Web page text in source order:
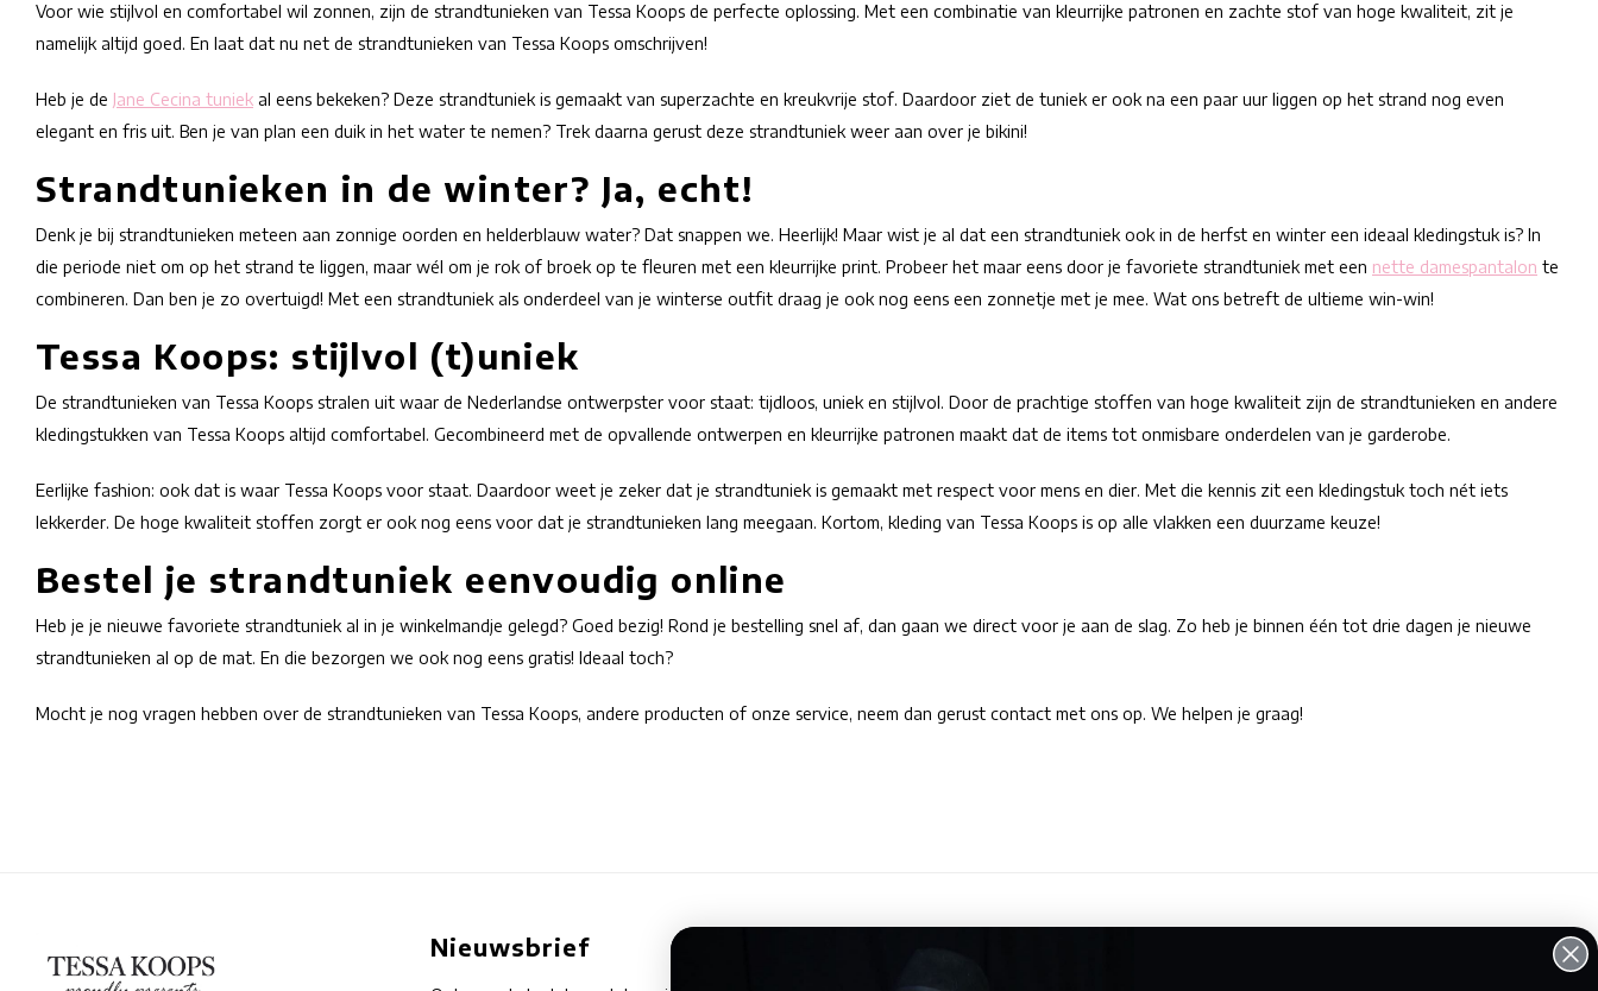
Voor wie stijlvol en comfortabel wil zonnen, zijn de strandtunieken van Tessa Koops de perfecte oplossing. Met een combinatie van kleurrijke patronen en zachte stof van hoge kwaliteit, zit je
namelijk altijd goed. En laat dat nu net de strandtunieken van Tessa Koops omschrijven!
Heb je de Jane Cecina tuniek al eens bekeken? Deze strandtuniek is gemaakt van superzachte en kreukvrije stof. Daardoor ziet de tuniek er ook na een paar uur liggen op het strand nog even
elegant en fris uit. Ben je van plan een duik in het water te nemen? Trek daarna gerust deze strandtuniek weer aan over je bikini!
Strandtunieken in de winter? Ja, echt!
Denk je bij strandtunieken meteen aan zonnige oorden en helderblauw water? Dat snappen we. Heerlijk! Maar wist je al dat een strandtuniek ook in de herfst en winter een ideaal kledingstuk is? In
die periode niet om op het strand te liggen, maar wél om je rok of broek op te fleuren met een kleurrijke print. Probeer het maar eens door je favoriete strandtuniek met een nette damespantalon te
combineren. Dan ben je zo overtuigd! Met een strandtuniek als onderdeel van je winterse outfit draag je ook nog eens een zonnetje met je mee. Wat ons betreft de ultieme win-win!
Tessa Koops: stijlvol (t)uniek
De strandtunieken van Tessa Koops stralen uit waar de Nederlandse ontwerpster voor staat: tijdloos, uniek en stijlvol. Door de prachtige stoffen van hoge kwaliteit zijn de strandtunieken en andere
kledingstukken van Tessa Koops altijd comfortabel. Gecombineerd met de opvallende ontwerpen en kleurrijke patronen maakt dat de items tot onmisbare onderdelen van je garderobe.
Eerlijke fashion: ook dat is waar Tessa Koops voor staat. Daardoor weet je zeker dat je strandtuniek is gemaakt met respect voor mens en dier. Met die kennis zit een kledingstuk toch nét iets
lekkerder. De hoge kwaliteit stoffen zorgt er ook nog eens voor dat je strandtunieken lang meegaan. Kortom, kleding van Tessa Koops is op alle vlakken een duurzame keuze!
Bestel je strandtuniek eenvoudig online
Heb je je nieuwe favoriete strandtuniek al in je winkelmandje gelegd? Goed bezig! Rond je bestelling snel af, dan gaan we direct voor je aan de slag. Zo heb je binnen één tot drie dagen je nieuwe
strandtunieken al op de mat. En die bezorgen we ook nog eens gratis! Ideaal toch?
Mocht je nog vragen hebben over de strandtunieken van Tessa Koops, andere producten of onze service, neem dan gerust contact met ons op. We helpen je graag!
Nieuwsbrief Mijn account